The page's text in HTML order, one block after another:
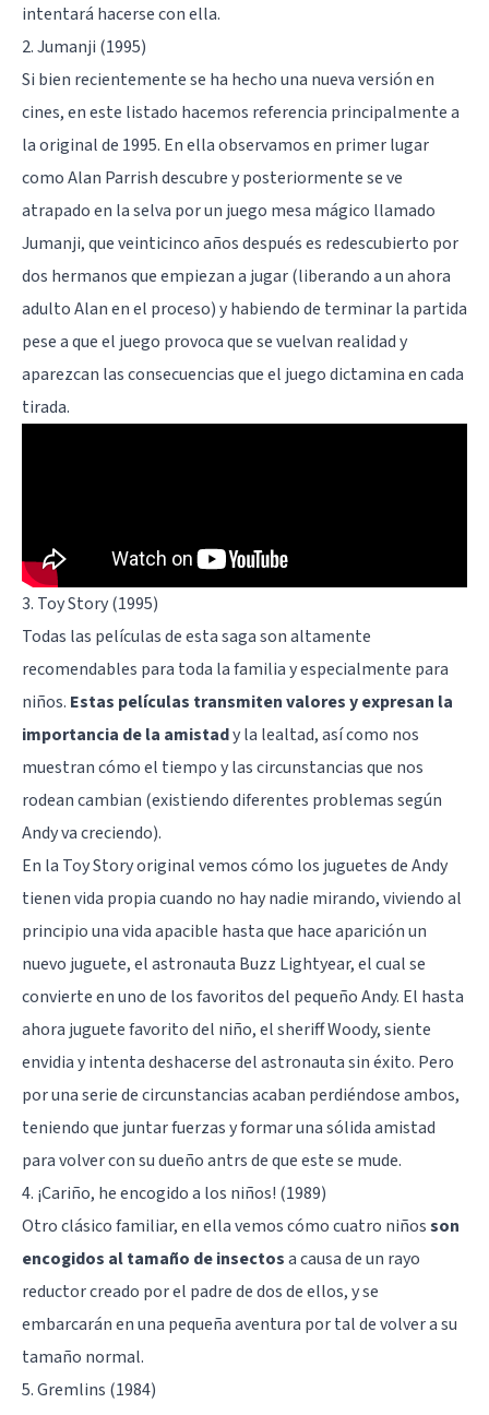
intentará hacerse con ella.
2. Jumanji (1995)
Si bien recientemente se ha hecho una nueva versión en
cines, en este listado hacemos referencia principalmente a
la original de 1995. En ella observamos en primer lugar
como Alan Parrish descubre y posteriormente se ve
atrapado en la selva por un juego mesa mágico llamado
Jumanji, que veinticinco años después es redescubierto por
dos hermanos que empiezan a jugar (liberando a un ahora
adulto Alan en el proceso) y habiendo de terminar la partida
pese a que el juego provoca que se vuelvan realidad y
aparezcan las consecuencias que el juego dictamina en cada
tirada.
3. Toy Story (1995)
Todas las películas de esta saga son altamente
recomendables para toda la familia y especialmente para
niños. Estas películas transmiten valores y expresan la
importancia de la amistady la lealtad, así como nos
muestran cómo el tiempo y las circunstancias que nos
rodean cambian (existiendo diferentes problemas según
Andy va creciendo).
En la Toy Story original vemos cómo los juguetes de Andy
tienen vida propia cuando no hay nadie mirando, viviendo al
principio una vida apacible hasta que hace aparición un
nuevo juguete, el astronauta Buzz Lightyear, el cual se
convierte en uno de los favoritos del pequeño Andy. El hasta
ahora juguete favorito del niño, el sheriff Woody, siente
envidia y intenta deshacerse del astronauta sin éxito. Pero
por una serie de circunstancias acaban perdiéndose ambos,
teniendo que juntar fuerzas y formar una sólida amistad
para volver con su dueño antrs de que este se mude.
4. ¡Cariño, he encogido a los niños! (1989)
Otro clásico familiar, en ella vemos cómo cuatro niñosson
encogidos al tamaño de insectosa causa de un rayo
reductor creado por el padre de dos de ellos, y se
embarcarán en una pequeña aventura por tal de volver a su
tamaño normal.
5. Gremlins (1984)